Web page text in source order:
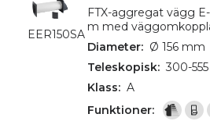
EER150SA
FTX-aggregat vägg
m med
Ø 156 mm
300-
A